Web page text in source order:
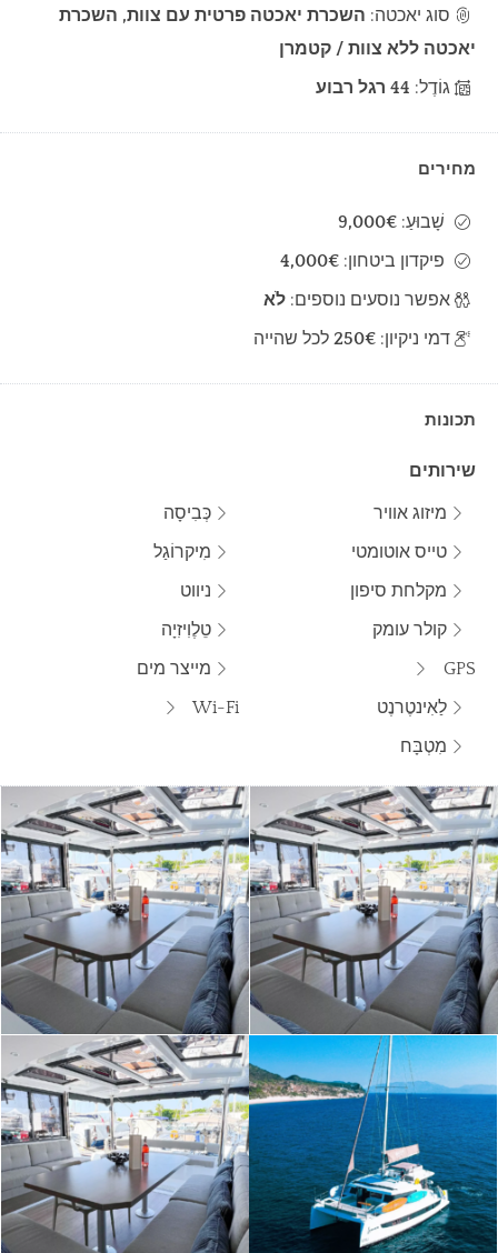
השכרת יאכטה פרטית עם צוות, השכרת
יאכטה ללא צוות / קטמרן
44 רגל רבוע
מחירים
9,000€
4,000€
לֹא
250€ לכל שהייה
תכונות
שירותים
מיזוג אוויר
טייס אוטומטי
מקלחת סיפון
קולר עומק
GPS
לַאִינטֶרנֶט
מִטְבָּח
כְּבִיסָה
מִיקרוֹגַל
ניווט
טֵלֶוִיזִיָה
מייצר מים
Wi-Fi